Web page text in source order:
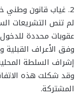
2. غياب قانون وطني خاص بالترحال الرعوي
لم تنص التشريعات
عقوبات محددة
وفق الأعراف القبلية
إشراف السلطة
وقد شكلت هذه
المشتركة.